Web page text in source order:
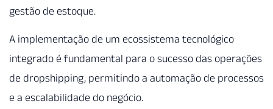
gestão de estoque.
A implementação de um ecossistema tecnológico
integrado é fundamental para o sucesso das operações
de dropshipping, permitindo a automação de processos
e a escalabilidade do negócio.